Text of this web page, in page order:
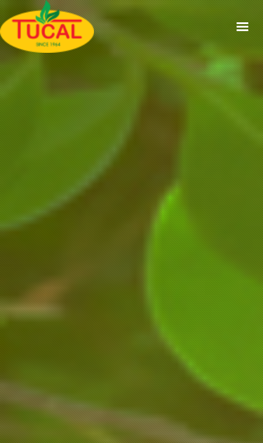
ACCUEIL
À PROPOS
GAMMES
CERTIFICATIONS
RECETTES
ACTUALITÉS
CONTACT
EN